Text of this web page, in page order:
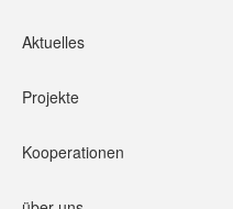
Aktuelles
Projekte
Kooperationen